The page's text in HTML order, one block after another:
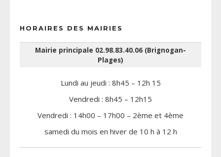
HORAIRES DES MAIRIES
Mairie principale 02.98.83.40.06 (Brignogan-
Plages)
Lundi au jeudi : 8h45 – 12h 15
Vendredi : 8h45 – 12h15
Vendredi : 14h00 – 17h00 – 2ème et 4ème
samedi du mois en hiver de 10 h à 12 h